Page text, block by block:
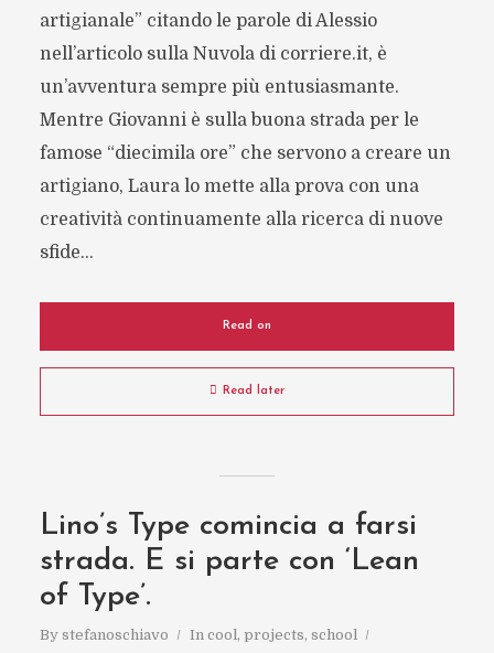
artigianale” citando le parole di Alessio
nell’articolo sulla Nuvola di corriere.it, è
un’avventura sempre più entusiasmante.
Mentre Giovanni è sulla buona strada per le
famose “diecimila ore” che servono a creare un
artigiano, Laura lo mette alla prova con una
creatività continuamente alla ricerca di nuove
sfide...
Read on
Read later
Lino’s Type comincia a farsi
strada. E si parte con ‘Lean
of Type’.
By stefanoschiavo In cool, projects, school